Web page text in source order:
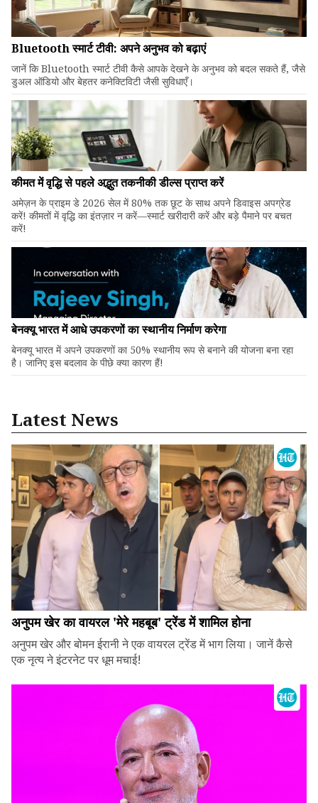
Bluetooth स्मार्ट टीवी: अपने अनुभव को बढ़ाएं
जानें कि Bluetooth स्मार्ट टीवी कैसे आपके देखने के अनुभव को बदल सकते हैं, जैसे
डुअल ऑडियो और बेहतर कनेक्टिविटी जैसी सुविधाएँ।
कीमत में वृद्धि से पहले अद्भुत तकनीकी डील्स प्राप्त करें
अमेज़न के प्राइम डे 2026 सेल में 80% तक छूट के साथ अपने डिवाइस अपग्रेड
करें! कीमतों में वृद्धि का इंतज़ार न करें—स्मार्ट खरीदारी करें और बड़े पैमाने पर बचत
करें!
बेनक्यू भारत में आधे उपकरणों का स्थानीय निर्माण करेगा
बेनक्यू भारत में अपने उपकरणों का 50% स्थानीय रूप से बनाने की योजना बना रहा
है। जानिए इस बदलाव के पीछे क्या कारण हैं!
Latest News
अनुपम खेर का वायरल 'मेरे महबूब' ट्रेंड में शामिल होना
अनुपम खेर और बोमन ईरानी ने एक वायरल ट्रेंड में भाग लिया। जानें कैसे
एक नृत्य ने इंटरनेट पर धूम मचाई!